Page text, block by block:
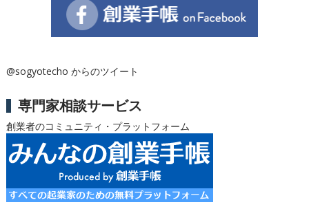
@sogyotecho からのツイート
専門家相談サービス
創業者のコミュニティ・プラットフォーム